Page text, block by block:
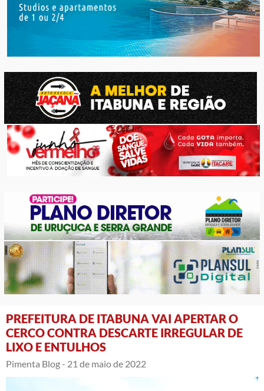
PREFEITURA DE ITABUNA VAI APERTAR O
CERCO CONTRA DESCARTE IRREGULAR DE
LIXO E ENTULHOS
Pimenta Blog - 21 de maio de 2022